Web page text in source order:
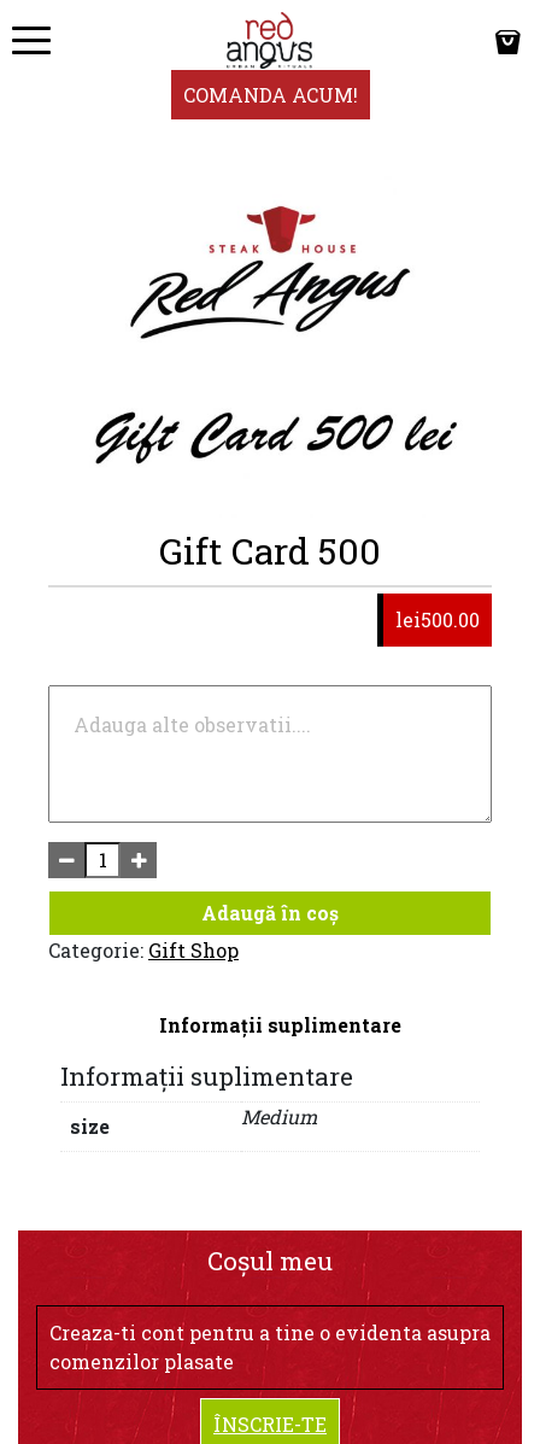
COMANDA ACUM!
Gift Card 500
lei500.00
Adaugă în coș
Categorie: Gift Shop
Informații suplimentare
Informații suplimentare
size Medium
Coșul meu
Creaza-ti cont pentru a tine o evidenta asupra
comenzilor plasate
ÎNSCRIE-TE